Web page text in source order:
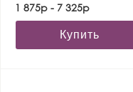
1 875р - 7 325р
Купить